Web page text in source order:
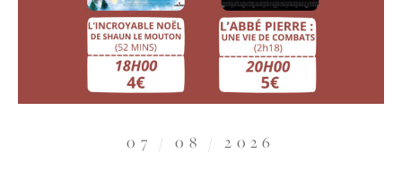
07 / 08 / 2026